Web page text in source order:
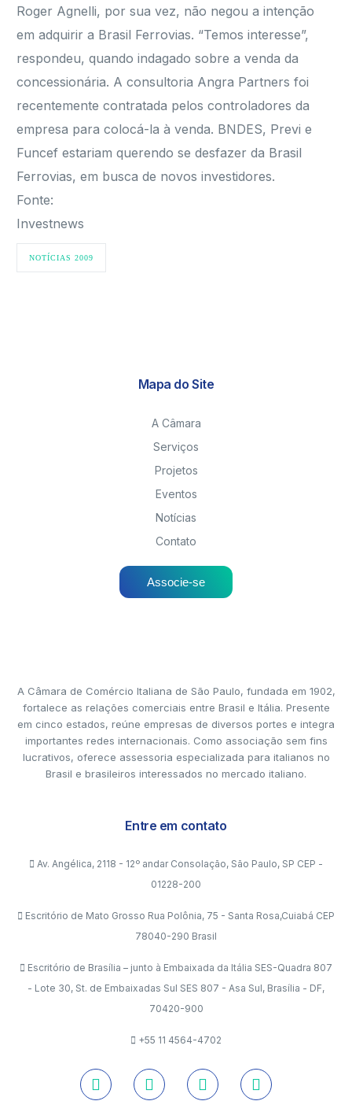
Roger Agnelli, por sua vez, não negou a intenção
em adquirir a Brasil Ferrovias. “Temos interesse”,
respondeu, quando indagado sobre a venda da
concessionária. A consultoria Angra Partners foi
recentemente contratada pelos controladores da
empresa para colocá-la à venda. BNDES, Previ e
Funcef estariam querendo se desfazer da Brasil
Ferrovias, em busca de novos investidores.
Fonte:
Investnews
NOTÍCIAS 2009
Mapa do Site
A Câmara
Serviços
Projetos
Eventos
Notícias
Contato
Associe-se
A Câmara de Comércio Italiana de São Paulo, fundada em 1902,
fortalece as relações comerciais entre Brasil e Itália. Presente
em cinco estados, reúne empresas de diversos portes e integra
importantes redes internacionais. Como associação sem fins
lucrativos, oferece assessoria especializada para italianos no
Brasil e brasileiros interessados no mercado italiano.
Entre em contato
Av. Angélica, 2118 - 12º andar Consolação, São Paulo, SP CEP -
01228-200
Escritório de Mato Grosso Rua Polônia, 75 - Santa Rosa,Cuiabá CEP
78040-290 Brasil
Escritório de Brasília – junto à Embaixada da Itália SES-Quadra 807
- Lote 30, St. de Embaixadas Sul SES 807 - Asa Sul, Brasília - DF,
70420-900
+55 11 4564-4702